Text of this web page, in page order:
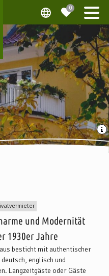
und Modernität
1930er Jahre
besticht mit authentischer
englisch und
Langzeitgäste oder Gäste